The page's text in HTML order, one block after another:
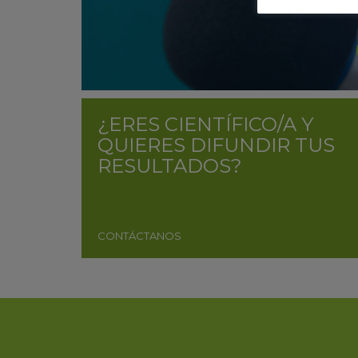
¿ERES CIENTÍFICO/A Y
QUIERES DIFUNDIR TUS
RESULTADOS?
CONTÁCTANOS